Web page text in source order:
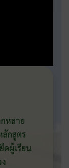
หลาย
กสูตร
ดผู้เรียน